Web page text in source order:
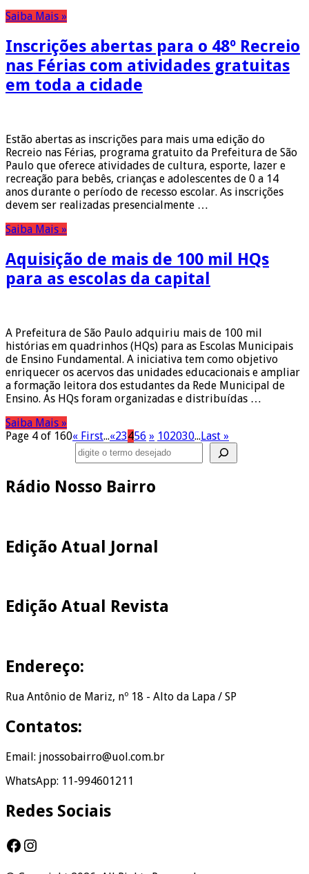
Saiba Mais »
Inscrições abertas para o 48º Recreio
nas Férias com atividades gratuitas
em toda a cidade
Estão abertas as inscrições para mais uma edição do
Recreio nas Férias, programa gratuito da Prefeitura de São
Paulo que oferece atividades de cultura, esporte, lazer e
recreação para bebês, crianças e adolescentes de 0 a 14
anos durante o período de recesso escolar. As inscrições
devem ser realizadas presencialmente …
Saiba Mais »
Aquisição de mais de 100 mil HQs
para as escolas da capital
A Prefeitura de São Paulo adquiriu mais de 100 mil
histórias em quadrinhos (HQs) para as Escolas Municipais
de Ensino Fundamental. A iniciativa tem como objetivo
enriquecer os acervos das unidades educacionais e ampliar
a formação leitora dos estudantes da Rede Municipal de
Ensino. As HQs foram organizadas e distribuídas …
Saiba Mais »
Page 4 of 160« First...«23456 » 102030...Last »
Rádio Nosso Bairro
Edição Atual Jornal
Edição Atual Revista
Endereço:
Rua Antônio de Mariz, nº 18 - Alto da Lapa / SP
Contatos:
Email: jnossobairro@uol.com.br
WhatsApp: 11-994601211
Redes Sociais
Facebook
Instagram